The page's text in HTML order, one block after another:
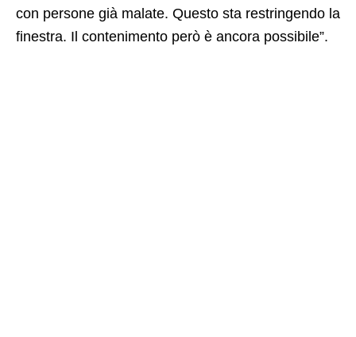
con persone già malate. Questo sta restringendo la
finestra. Il contenimento però è ancora possibile”.